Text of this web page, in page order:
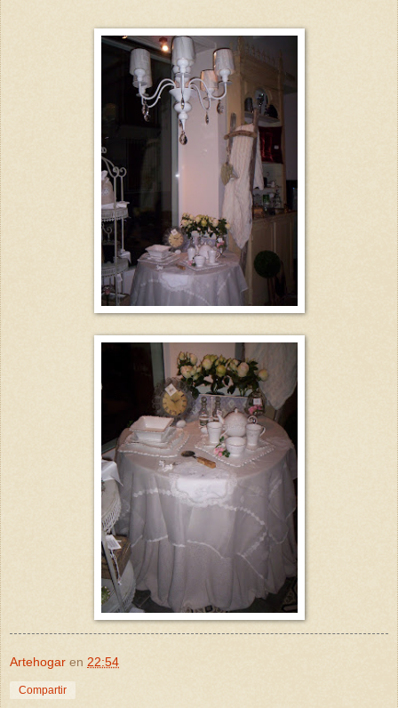
Artehogar en 22:54
Compartir